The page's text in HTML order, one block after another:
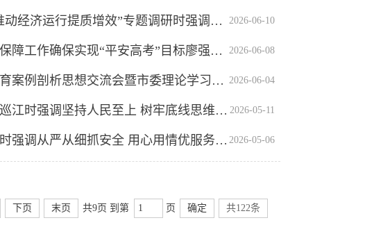
2026-06-10
孟景伟在安庆高新区开展“树立和践行正确政绩观推动经济运行提质增效”专题调研时强调坚定信心 攻坚克难以正确政绩观推进腾笼换鸟凤凰涅槃
2026-06-08
孟景伟检查高考备考工作时强调周密细致做好组织保障工作确保实现“平安高考”目标廖强参加
2026-06-04
孟景伟在市委常委会树立和践行正确政绩观学习教育案例剖析思想交流会暨市委理论学习中心组学习会议上强调深化以案促学以案促改以案促治真正把正确政绩观内化于心外化于行罗建国等到会指导 周东明花家红廖强出席
2026-05-11
孟景伟在检查防汛备汛工作暨长江（安庆段）河长巡江时强调坚持人民至上 树牢底线思维全力确保江河安澜碧水长清
2026-05-06
孟景伟在宿松县调研防汛备汛和文旅服务保障工作时强调从严从细抓安全 用心用情优服务切实提升群众安全感城市美誉度廖强陪同
下页 末页 共9页 到第 页 确定 共122条